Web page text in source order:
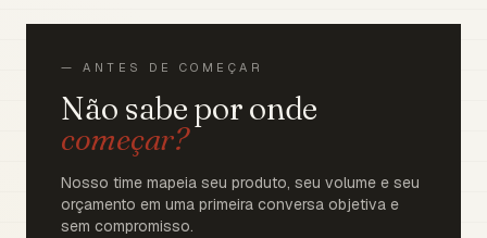
— ANTES DE COMEÇAR
Não sabe por onde
começar?
Nosso time mapeia seu produto, seu volume e seu
orçamento em uma primeira conversa objetiva e
sem compromisso.